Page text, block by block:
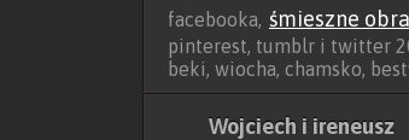
facebooka, śmieszne
pinterest, tumblr i twitter
beki, wiocha, chamsko,
Wojciech i ireneusz